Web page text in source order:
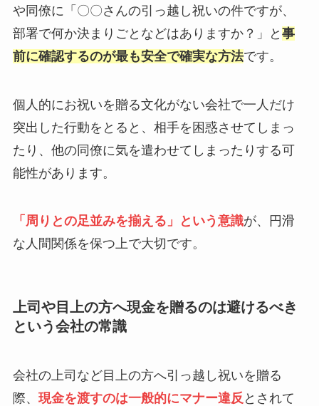
や同僚に「〇〇さんの引っ越し祝いの件ですが、
部署で何か決まりごとなどはありますか？」と 事
前に確認するのが最も安全で確実な方法です。
個人的にお祝いを贈る文化がない会社で一人だけ
突出した行動をとると、相手を困惑させてしまっ
たり、他の同僚に気を遣わせてしまったりする可
能性があります。
「周りとの足並みを揃える」という意識が、円滑
な人間関係を保つ上で大切です。
上司や目上の方へ現金を贈るのは避けるべき
という会社の常識
会社の上司など目上の方へ引っ越し祝いを贈る
際、 現金を渡すのは一般的にマナー違反 とされて